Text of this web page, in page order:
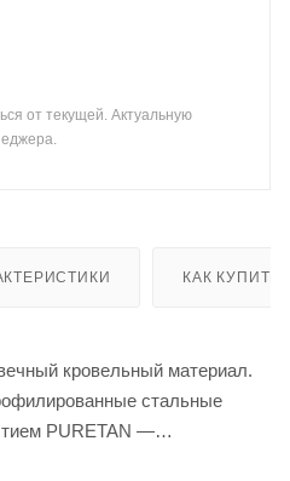
от текущей. Актуальную
КАК КУПИТЬ
кровельный материал.
стальные
PURETAN —